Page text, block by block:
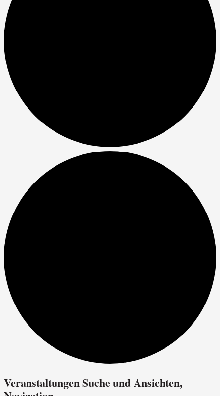
Veranstaltungen Suche und Ansichten,